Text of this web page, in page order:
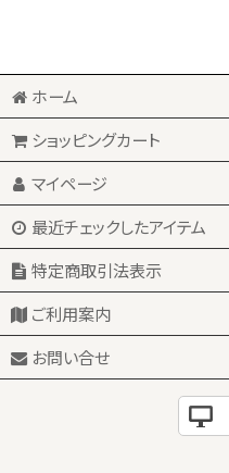
ホーム
ショッピングカート
マイページ
最近チェックしたアイテム
特定商取引法表示
ご利用案内
お問い合せ